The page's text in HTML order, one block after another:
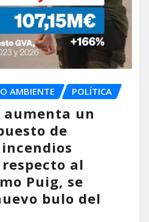
AMBIENTE POLÍTICA
un
de
al
Puig, se
bulo del